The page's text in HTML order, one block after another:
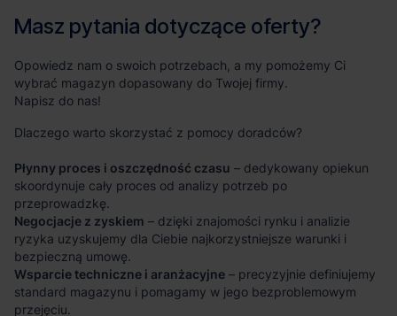
Masz pytania dotyczące oferty?
Opowiedz nam o swoich potrzebach, a my pomożemy Ci
wybrać magazyn dopasowany do Twojej firmy.
Napisz do nas!
Dlaczego warto skorzystać z pomocy doradców?
Płynny proces i oszczędność czasu – dedykowany opiekun
skoordynuje cały proces od analizy potrzeb po
przeprowadzkę.
Negocjacje z zyskiem – dzięki znajomości rynku i analizie
ryzyka uzyskujemy dla Ciebie najkorzystniejsze warunki i
bezpieczną umowę.
Wsparcie techniczne i aranżacyjne – precyzyjnie definiujemy
standard magazynu i pomagamy w jego bezproblemowym
przejęciu.